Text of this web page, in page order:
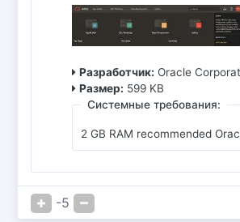
Разработчик: Oracle
Размер: 599 KB
Системные требования:
2 GB RAM recommended
-5